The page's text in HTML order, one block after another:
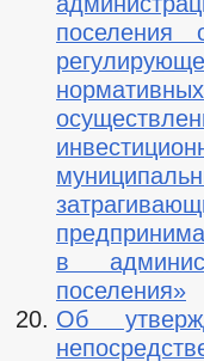
в
поселения»
Об